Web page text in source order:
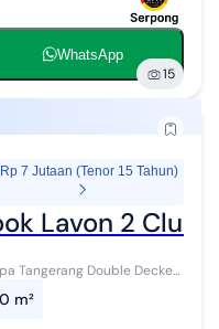
WhatsApp
15
Rp 7 Jutaan (Tenor 15 Tahun)
Lavon 2
Tangerang Double Decker.
72 / LB 150 KT 4+1 KM 3+1
m²